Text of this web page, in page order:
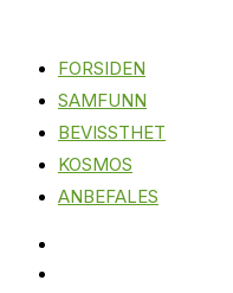
FORSIDEN
SAMFUNN
BEVISSTHET
KOSMOS
ANBEFALES